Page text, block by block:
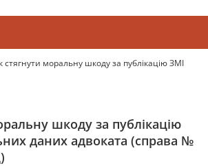
стягнути моральну шкоду за публікацію ЗМІ
шкоду за публікацію
даних адвоката (справа №